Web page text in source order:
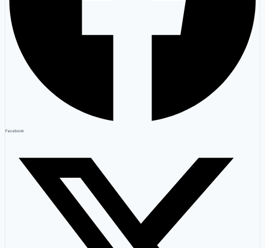
Facebook